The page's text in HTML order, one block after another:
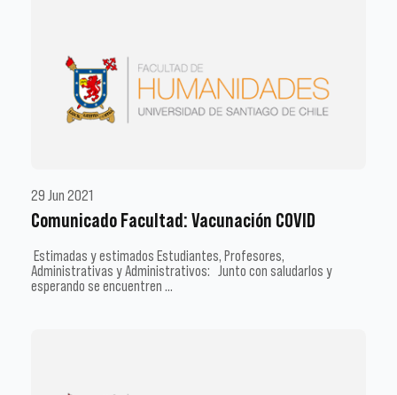
29 Jun 2021
Comunicado Facultad: Vacunación COVID
Estimadas y estimados Estudiantes, Profesores,
Administrativas y Administrativos: Junto con saludarlos y
esperando se encuentren …